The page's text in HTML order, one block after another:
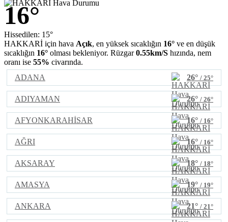
16°
Hissedilen: 15°
HAKKARİ için hava Açık, en yüksek sıcaklığın 16° ve en düşük
sıcaklığın 16° olması bekleniyor. Rüzgar0.55km/S hızında, nem
oranı ise 55% civarında.
ADANA
26° / 25°
ADIYAMAN 26° / 26°
AFYONKARAHİSAR 16° / 16°
AĞRI 16° / 16°
AKSARAY 18° / 18°
AMASYA 19° / 19°
ANKARA 21° / 21°